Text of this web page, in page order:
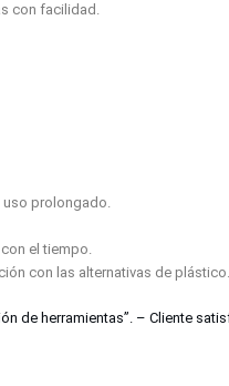
con facilidad.
uso prolongado.
el tiempo.
con las alternativas de plástico.
de herramientas”. – Cliente